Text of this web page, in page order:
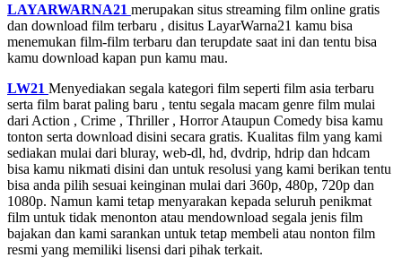
LAYARWARNA21 merupakan situs streaming film online gratis
dan download film terbaru , disitus LayarWarna21 kamu bisa
menemukan film-film terbaru dan terupdate saat ini dan tentu bisa
kamu download kapan pun kamu mau.
LW21 Menyediakan segala kategori film seperti film asia terbaru
serta film barat paling baru , tentu segala macam genre film mulai
dari Action , Crime , Thriller , Horror Ataupun Comedy bisa kamu
tonton serta download disini secara gratis. Kualitas film yang kami
sediakan mulai dari bluray, web-dl, hd, dvdrip, hdrip dan hdcam
bisa kamu nikmati disini dan untuk resolusi yang kami berikan tentu
bisa anda pilih sesuai keinginan mulai dari 360p, 480p, 720p dan
1080p. Namun kami tetap menyarakan kepada seluruh penikmat
film untuk tidak menonton atau mendownload segala jenis film
bajakan dan kami sarankan untuk tetap membeli atau nonton film
resmi yang memiliki lisensi dari pihak terkait.